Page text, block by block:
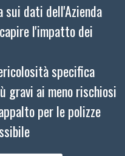
dati dell'Azienda
l'impatto dei
specifica
gravi ai meno rischiosi
per le polizze